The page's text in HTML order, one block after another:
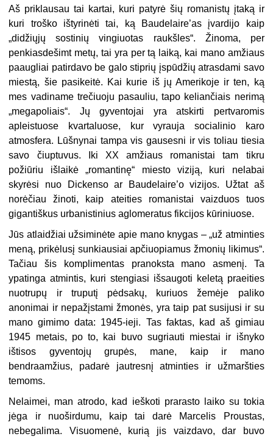
Aš priklausau tai kartai, kuri patyrė šių romanistų įtaką ir
kuri troško ištyrinėti tai, ką Baudelaire’as įvardijo kaip
„didžiųjų sostinių vingiuotas raukšles“. Žinoma, per
penkiasdešimt metų, tai yra per tą laiką, kai mano amžiaus
paaugliai patirdavo be galo stiprių įspūdžių atrasdami savo
miestą, šie pasikeitė. Kai kurie iš jų Amerikoje ir ten, ką
mes vadiname trečiuoju pasauliu, tapo keliančiais nerimą
„megapoliais“. Jų gyventojai yra atskirti pertvaromis
apleistuose kvartaluose, kur vyrauja socialinio karo
atmosfera. Lūšnynai tampa vis gausesni ir vis toliau tiesia
savo čiuptuvus. Iki XX amžiaus romanistai tam tikru
požiūriu išlaikė „romantinę“ miesto viziją, kuri nelabai
skyrėsi nuo Dickenso ar Baudelaire’o vizijos. Užtat aš
norėčiau žinoti, kaip ateities romanistai vaizduos tuos
gigantiškus urbanistinius aglomeratus fikcijos kūriniuose.
Jūs atlaidžiai užsiminėte apie mano knygas – „už atminties
meną, prikėlusį sunkiausiai apčiuopiamus žmonių likimus“.
Tačiau šis komplimentas pranoksta mano asmenį. Ta
ypatinga atmintis, kuri stengiasi išsaugoti keletą praeities
nuotrupų ir truputį pėdsakų, kuriuos žemėje paliko
anonimai ir nepažįstami žmonės, yra taip pat susijusi ir su
mano gimimo data: 1945-ieji. Tas faktas, kad aš gimiau
1945 metais, po to, kai buvo sugriauti miestai ir išnyko
ištisos gyventojų grupės, mane, kaip ir mano
bendraamžius, padarė jautresnį atminties ir užmaršties
temoms.
Nelaimei, man atrodo, kad ieškoti prarasto laiko su tokia
jėga ir nuoširdumu, kaip tai darė Marcelis Proustas,
nebegalima. Visuomenė, kurią jis vaizdavo, dar buvo